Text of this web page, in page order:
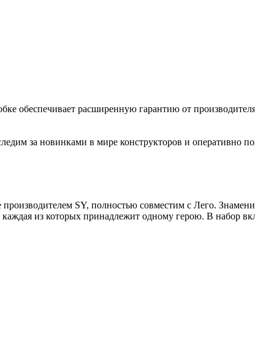
обеспечивает расширенную гарантию от
за новинками в мире конструкторов и оперативно
SY, полностью совместим с Лего.
каждая из которых принадлежит одному герою. В